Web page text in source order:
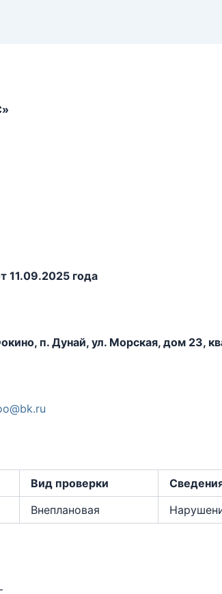
11.09.2025 года
п. Дунай, ул. Морская, дом 23,
Вид проверки
Внеплановая